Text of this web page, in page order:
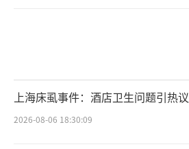
上海床虱事件：酒店卫生问题引热议
2026-08-06 18:30:09